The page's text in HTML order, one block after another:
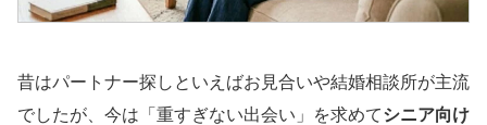
昔はパートナー探しといえばお見合いや結婚相談所が主流
でしたが、今は「重すぎない出会い」を求めてシニア向け